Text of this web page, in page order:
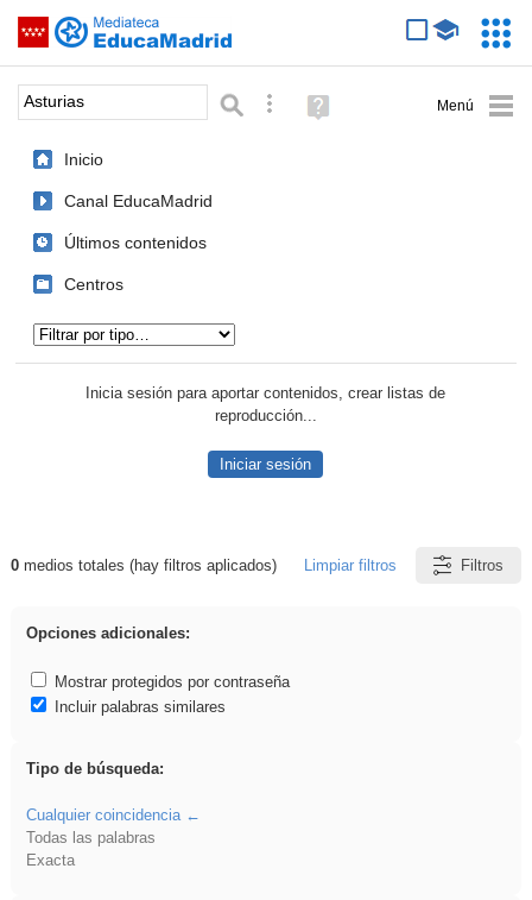
Saltar navegación
Palabra o frase: Búsqueda avanzada
Ayuda
(en
Inicio
Canal EducaMadrid
Últimos contenidos
Centros
Inicia sesión para aportar contenidos, crear listas de
reproducción...
Iniciar sesión
Resultados de: Asturias
0medios totales (hay filtros aplicados) Limpiar filtros Filtros
Opciones adicionales:
Mostrar protegidos por contraseña
Incluir palabras similares
Tipo de búsqueda:
Cualquier coincidencia
Todas las palabras
Exacta